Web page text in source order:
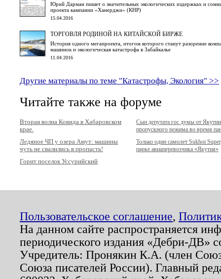
Юрий Дарман пишет о значительных экологических издержках и
проекта кампании «Ханерджи» (КНР)
15.04.2016
ТОРГОВЛЯ РОДИНОЙ НА КИТАЙСКОЙ БИРЖЕ
История одного мегапроекта, итогом которого станут разорение
машинок и экологическая катастрофа в Забайкалье
11.04.2016
Другие материалы по теме "Катастрофы, Экология" >>
Читайте также на форуме
Вторая волна Ковида в Хабаровском
крае.
Сын депутата гос думы от
пропускного режима во время
Ледяное ЧП у озера Амут: машины
чуть не свалились в пропасть!
Только один самолет Sukhoi
парке авиаперевозчика «Якутия»
Горит поселок Уссурийский
Пользовательское соглашение,
На данном сайте распространяется
периодического издания «Дебри-ДВ»
Учредитель: Пронякин К.А. (член
Союза писателей России). Главный